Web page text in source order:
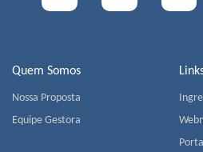
Quem Somos
Nossa Proposta
Equipe Gestora